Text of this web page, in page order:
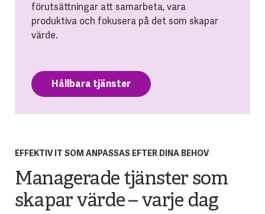
förutsättningar att samarbeta, vara
produktiva och fokusera på det som skapar
värde.
Hållbara tjänster
EFFEKTIV IT SOM ANPASSAS EFTER DINA BEHOV
Managerade tjänster som
skapar värde – varje dag